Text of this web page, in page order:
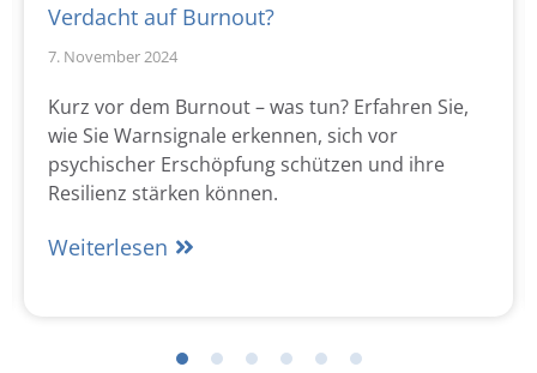
Verdacht auf Burnout?
7. November 2024
Kurz vor dem Burnout – was tun? Erfahren Sie,
wie Sie Warnsignale erkennen, sich vor
psychischer Erschöpfung schützen und ihre
Resilienz stärken können.
Weiterlesen